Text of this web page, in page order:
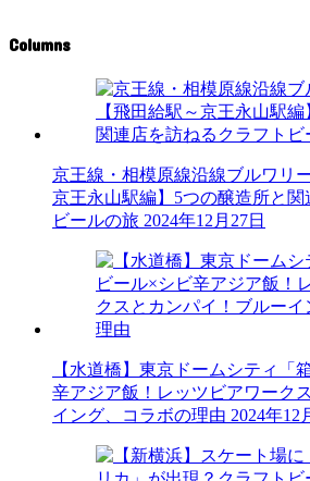
Columns
京王線・相模原線沿線ブルワリ
京王永山駅編】5つの醸造所と関
ビールの旅 2024年12月27日
【水道橋】東京ドームシティ「
辛アジア飯！レッツビアワーク
イング、コラボの理由 2024年12